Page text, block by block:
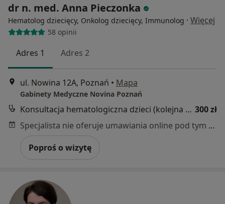
dr n. med. Anna Pieczonka
Hematolog dziecięcy, Onkolog dziecięcy, Immunolog · Więcej
58 opinii
Adres 1 Adres 2
ul. Nowina 12A, Poznań • Mapa
Gabinety Medyczne Novina Poznań
Konsultacja hematologiczna dzieci (kolejna wizyta) 300 zł
Specjalista nie oferuje umawiania online pod tym adresem.
Poproś o wizytę